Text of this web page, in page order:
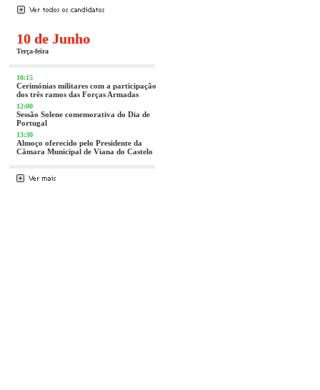
10 de Junho
Terça-feira
10:15
Cerimónias militares com a participação
dos três ramos das Forças Armadas
12:00
Sessão Solene comemorativa do Dia de
Portugal
13:30
Almoço oferecido pelo Presidente da
Câmara Municipal de Viana do Castelo